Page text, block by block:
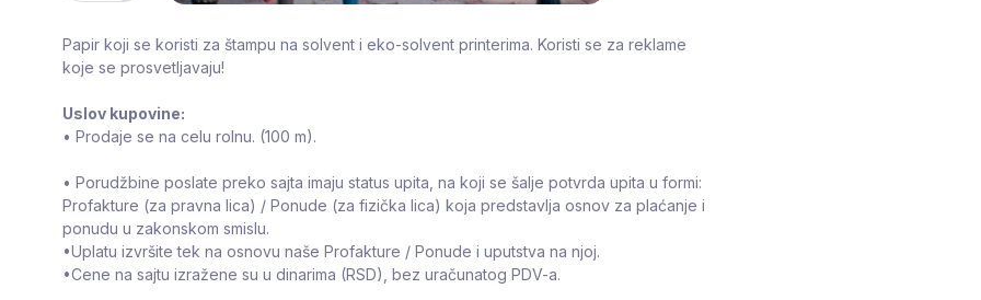
Papir koji se koristi za štampu na solvent i eko-solvent printerima. Koristi se za reklame
koje se prosvetljavaju!
Uslov kupovine:
• Prodaje se na celu rolnu. (100 m).
• Porudžbine poslate preko sajta imaju status upita, na koji se šalje potvrda upita u formi:
Profakture (za pravna lica) / Ponude (za fizička lica) koja predstavlja osnov za plaćanje i
ponudu u zakonskom smislu.
•Uplatu izvršite tek na osnovu naše Profakture / Ponude i uputstva na njoj.
•Cene na sajtu izražene su u dinarima (RSD), bez uračunatog PDV-a.